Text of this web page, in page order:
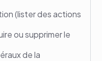
(lister des actions
ou supprimer le
de la